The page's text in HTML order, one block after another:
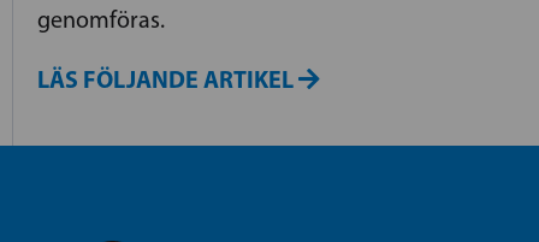
genomföras.
LÄS FÖLJANDE ARTIKEL